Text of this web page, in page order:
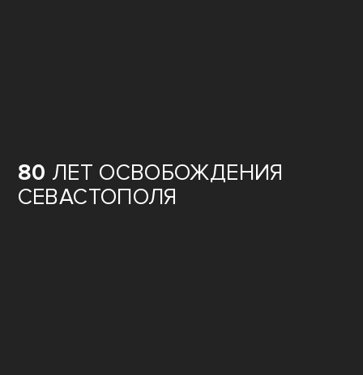
80 ЛЕТ ОСВОБОЖДЕНИЯ
СЕВАСТОПОЛЯ